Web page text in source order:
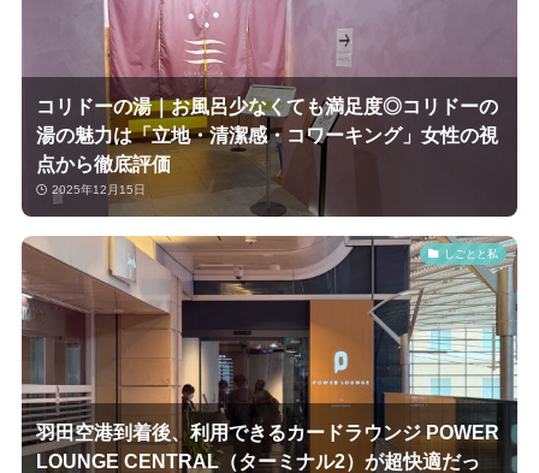
コリドーの湯｜お風呂少なくても満足度◎コリドーの
湯の魅力は「立地・清潔感・コワーキング」女性の視
点から徹底評価
2025年12月15日
しごとと私
羽田空港到着後、利用できるカードラウンジ POWER
LOUNGE CENTRAL（ターミナル2）が超快適だっ